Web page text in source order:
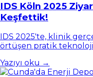
IDS Köln 2025
Keşfettik!
IDS 2025'te, klinik
örtüşen pratik
Yazıyı oku →